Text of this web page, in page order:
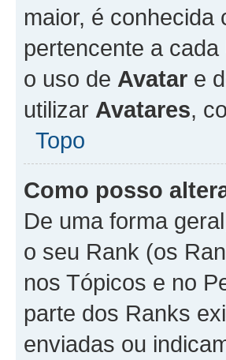
maior, é conhecida
pertencente a cada
o uso de Avatar e
utilizar Avatares,
Topo
Como posso
De uma forma
o seu Rank (os
nos Tópicos e no
parte dos Ranks
enviadas ou